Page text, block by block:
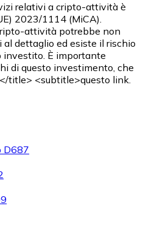
per acquistare
relativi a cripto-attività è
2023/1114 (MiCA).
attività potrebbe non
dettaglio ed esiste il rischio
È importante
di questo investimento, che
title> <subtitle>questo link.
D687